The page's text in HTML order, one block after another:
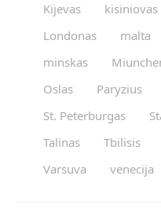
Kijevas
kisiniovas
Londonas
malta
minskas
Oslas
Paryzius
St. Peterburgas
Talinas
Tbilisis
Varsuva
venecija